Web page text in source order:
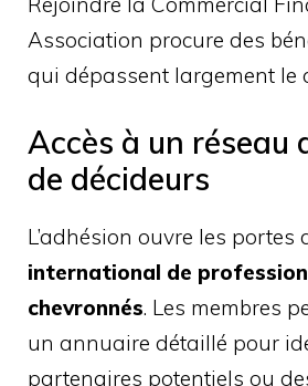
Association procure des
qui dépassent largement le
Accès à un réseau
de décideurs
L’adhésion ouvre les portes
international de
chevronnés. Les membres
un annuaire détaillé pour
partenaires potentiels ou